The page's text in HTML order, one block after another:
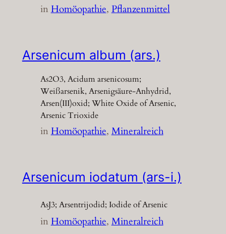
inHomöopathie, Pflanzenmittel
Arsenicum album (ars.)
As2O3, Acidum arsenicosum;
Weißarsenik, Arsenigsäure-Anhydrid,
Arsen(III)oxid; White Oxide of Arsenic,
Arsenic Trioxide
inHomöopathie, Mineralreich
Arsenicum iodatum (ars-i.)
AsJ3; Arsentrijodid; Iodide of Arsenic
inHomöopathie, Mineralreich